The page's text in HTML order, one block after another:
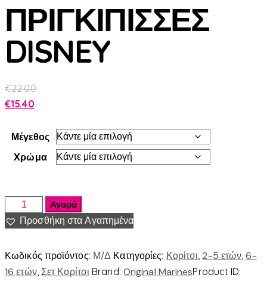
ΠΡΙΓΚΙΠΙΣΣΕΣ
DISNEY
€22.00
€15.40
Μέγεθος
Χρώμα
Αγορά
Προσθήκη στα Αγαπημένα
Κωδικός προϊόντος: Μ/Δ Κατηγορίες: Κορίτσι,2-5 ετών,6-
16 ετών, Σετ Κορίτσι Brand: Original MarinesProduct ID: